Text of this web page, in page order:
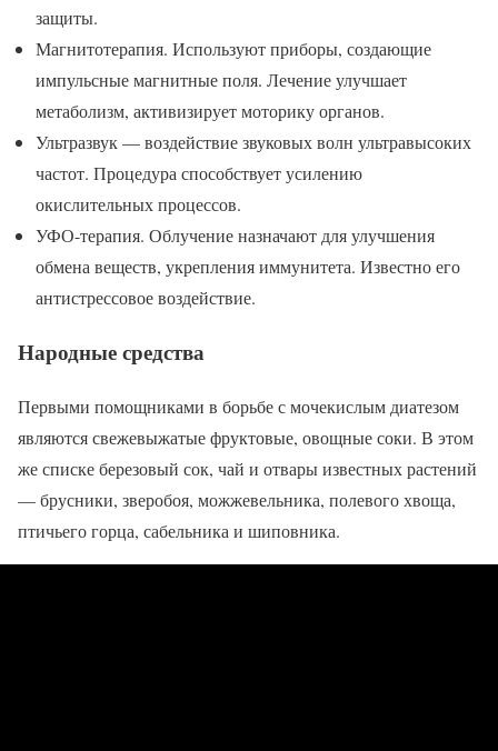
защиты.
Магнитотерапия. Используют приборы, создающие
импульсные магнитные поля. Лечение улучшает
метаболизм, активизирует моторику органов.
Ультразвук — воздействие звуковых волн ультравысоких
частот. Процедура способствует усилению
окислительных процессов.
УФО-терапия. Облучение назначают для улучшения
обмена веществ, укрепления иммунитета. Известно его
антистрессовое воздействие.
Народные средства
Первыми помощниками в борьбе с мочекислым диатезом
являются свежевыжатые фруктовые, овощные соки. В этом
же списке березовый сок, чай и отвары известных растений
— брусники, зверобоя, можжевельника, полевого хвоща,
птичьего горца, сабельника и шиповника.